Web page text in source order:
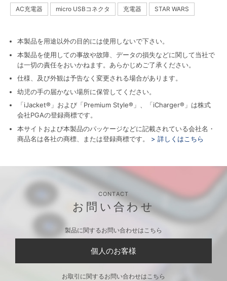
AC充電器 micro USBコネクタ 充電器 STAR WARS
本製品を用途以外の目的には使用しないで下さい。
本製品を使用しての事故や故障、データの損失などに関して当社で
は一切の責任をおいかねます。あらかじめご了承ください。
仕様、及び外観は予告なく変更される場合があります。
幼児の手の届かない場所に保管してください。
「iJacket®」および「Premium Style®」、「iCharger®」は株式
会社PGAの登録商標です。
本サイトおよび本製品のパッケージなどに記載されている会社名・
商品名は各社の商標、または登録商標です。
> 詳しくはこちら
CONTACT
お問い合わせ
製品に関するお問い合わせはこちら
個人のお客様
お取引に関するお問い合わせはこちら